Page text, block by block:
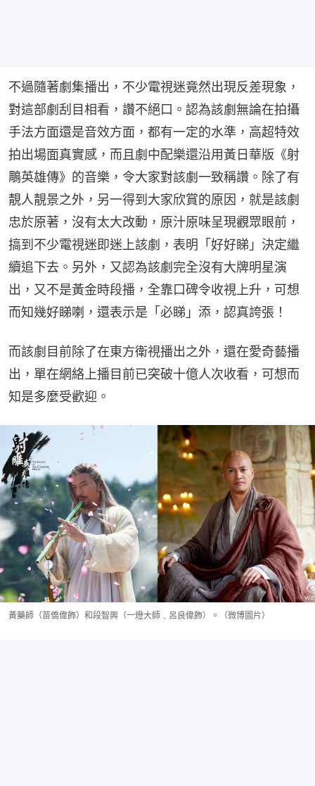
不過隨著劇集播出，不少電視迷竟然出現反差現象，
對這部劇刮目相看，讚不絕口。認為該劇無論在拍攝
手法方面還是音效方面，都有一定的水準，高超特效
拍出場面真實感，而且劇中配樂還沿用黃日華版《射
鵰英雄傳》的音樂，令大家對該劇一致稱讚。除了有
靚人靚景之外，另一得到大家欣賞的原因，就是該劇
忠於原著，沒有太大改動，原汁原味呈現觀眾眼前，
搞到不少電視迷即迷上該劇，表明「好好睇」決定繼
續追下去。另外，又認為該劇完全沒有大牌明星演
出，又不是黃金時段播，全靠口碑令收視上升，可想
而知幾好睇喇，還表示是「必睇」添，認真誇張！
而該劇目前除了在東方衛視播出之外，還在愛奇藝播
出，單在網絡上播目前已突破十億人次收看，可想而
知是多麼受歡迎。
黃藥師（苗僑偉飾）和段智興（一燈大師﹑呂良偉飾）。（微博圖片）